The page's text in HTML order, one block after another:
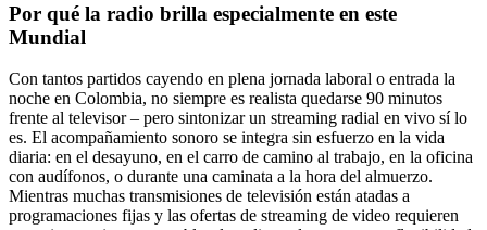
Por qué la radio brilla especialmente en este
Mundial
Con tantos partidos cayendo en plena jornada laboral o entrada la
noche en Colombia, no siempre es realista quedarse 90 minutos
frente al televisor – pero sintonizar un streaming radial en vivo sí lo
es. El acompañamiento sonoro se integra sin esfuerzo en la vida
diaria: en el desayuno, en el carro de camino al trabajo, en la oficina
con audífonos, o durante una caminata a la hora del almuerzo.
Mientras muchas transmisiones de televisión están atadas a
programaciones fijas y las ofertas de streaming de video requieren